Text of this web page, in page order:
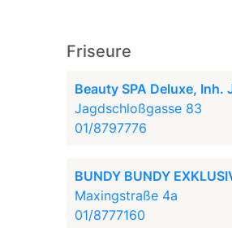
Friseure
Beauty SPA Deluxe, Inh.
Jagdschloßgasse 83
01/8797776
BUNDY BUNDY
Maxingstraße 4a
01/8777160